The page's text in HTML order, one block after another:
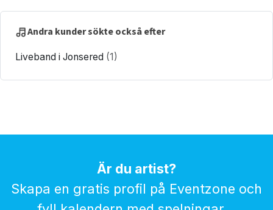
Andra kunder sökte också efter
Liveband i Jonsered (1)
Är du artist?
Skapa en gratis profil på Eventzone och